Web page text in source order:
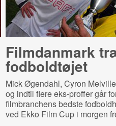
Filmdanmark
fodboldtøjet
Mick Øgendahl, Cyron
og indtil flere eks-proffer går
filmbranchens bedste
ved Ekko Film Cup i morgen